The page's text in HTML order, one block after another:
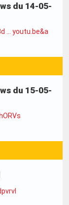
du 14-05-
… youtu.be&a
du 15-05-